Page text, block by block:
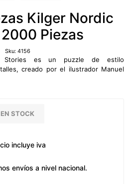
Kilger Nordic
Piezas
Sku: 4156
Stories es un puzzle de estilo
creado por el ilustrador Manuel
EN STOCK
incluye iva
envíos a nivel nacional.